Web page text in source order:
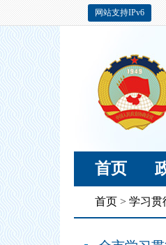
网站支持IPv6
首页
首页 > 学习贯